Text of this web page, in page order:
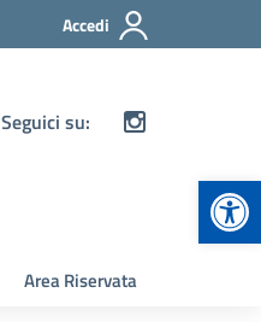
Accedi
Seguici su:
Area Riservata